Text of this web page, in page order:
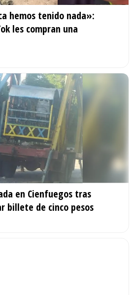
hemos tenido nada»:
les compran una
en Cienfuegos tras
billete de cinco pesos